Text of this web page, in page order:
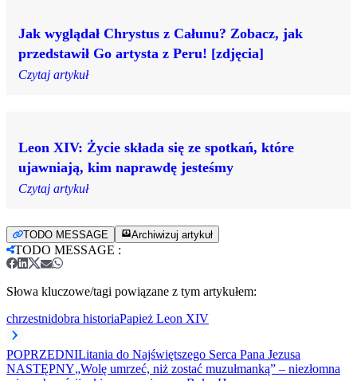
Jak wyglądał Chrystus z Całunu? Zobacz, jak
przedstawił Go artysta z Peru! [zdjęcia]
Czytaj artykuł
Leon XIV: Życie składa się ze spotkań, które
ujawniają, kim naprawdę jesteśmy
Czytaj artykuł
TODO MESSAGE Archiwizuj artykuł
TODO MESSAGE :
Słowa kluczowe/tagi powiązane z tym artykułem:
chrzestnidobra historiaPapież Leon XIV
POPRZEDNILitania do Najświętszego Serca Pana Jezusa
NASTĘPNY„Wolę umrzeć, niż zostać muzułmanką” – niezłomna